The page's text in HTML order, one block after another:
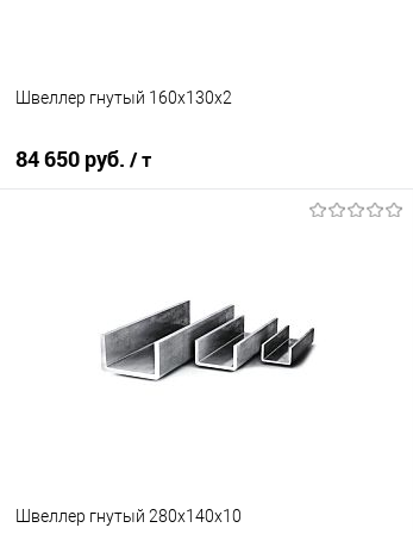
Швеллер гнутый 160х130х2
84 650 руб. / т
Купить в 1 клик
Сравнение
В избранное
Под заказ
Швеллер гнутый 280х140х10